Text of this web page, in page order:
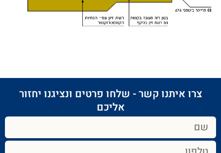
צרו איתנו קשר - שלחו פרטים ונציגנו יחזור
אליכם​